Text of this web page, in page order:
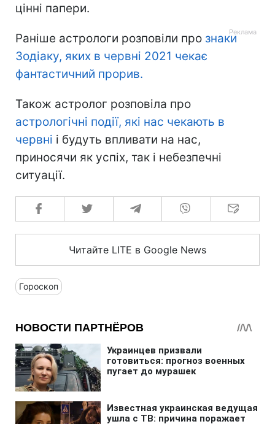
цінні папери.
Раніше астрологи розповіли про знаки
Зодіаку, яких в червні 2021 чекає
фантастичний прорив.
Також астролог розповіла про
астрологічні події, які нас чекають в
червні і будуть впливати на нас,
приносячи як успіх, так і небезпечні
ситуації.
Читайте LITE в Google News
Гороскоп